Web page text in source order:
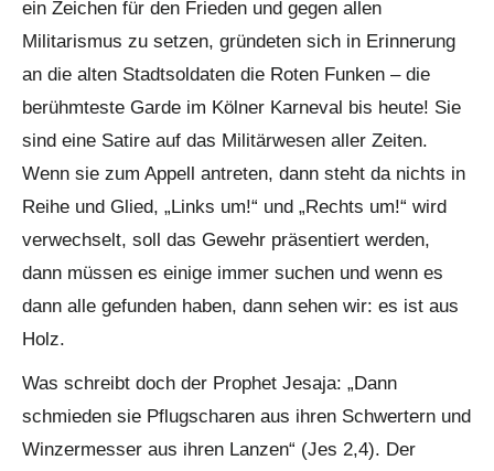
ein Zeichen für den Frieden und gegen allen
Militarismus zu setzen, gründeten sich in Erinnerung
an die alten Stadtsoldaten die Roten Funken – die
berühmteste Garde im Kölner Karneval bis heute! Sie
sind eine Satire auf das Militärwesen aller Zeiten.
Wenn sie zum Appell antreten, dann steht da nichts in
Reihe und Glied, „Links um!“ und „Rechts um!“ wird
verwechselt, soll das Gewehr präsentiert werden,
dann müssen es einige immer suchen und wenn es
dann alle gefunden haben, dann sehen wir: es ist aus
Holz.
Was schreibt doch der Prophet Jesaja: „Dann
schmieden sie Pflugscharen aus ihren Schwertern und
Winzermesser aus ihren Lanzen“ (Jes 2,4). Der